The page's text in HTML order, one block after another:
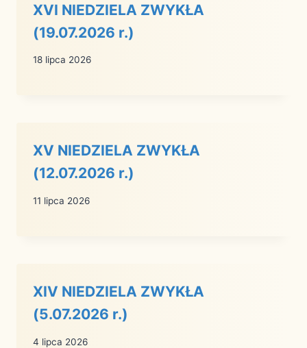
XVI NIEDZIELA ZWYKŁA
(19.07.2026 r.)
18 lipca 2026
XV NIEDZIELA ZWYKŁA
(12.07.2026 r.)
11 lipca 2026
XIV NIEDZIELA ZWYKŁA
(5.07.2026 r.)
4 lipca 2026